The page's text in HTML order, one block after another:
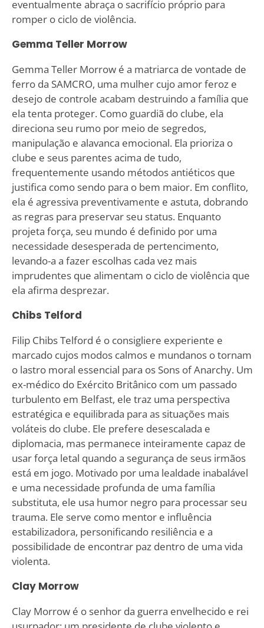
eventualmente abraça o sacrifício próprio para
romper o ciclo de violência.
Gemma Teller Morrow
Gemma Teller Morrow é a matriarca de vontade de
ferro da SAMCRO, uma mulher cujo amor feroz e
desejo de controle acabam destruindo a família que
ela tenta proteger. Como guardiã do clube, ela
direciona seu rumo por meio de segredos,
manipulação e alavanca emocional. Ela prioriza o
clube e seus parentes acima de tudo,
frequentemente usando métodos antiéticos que
justifica como sendo para o bem maior. Em conflito,
ela é agressiva preventivamente e astuta, dobrando
as regras para preservar seu status. Enquanto
projeta força, seu mundo é definido por uma
necessidade desesperada de pertencimento,
levando-a a fazer escolhas cada vez mais
imprudentes que alimentam o ciclo de violência que
ela afirma desprezar.
Chibs Telford
Filip Chibs Telford é o consigliere experiente e
marcado cujos modos calmos e mundanos o tornam
o lastro moral essencial para os Sons of Anarchy. Um
ex-médico do Exército Britânico com um passado
turbulento em Belfast, ele traz uma perspectiva
estratégica e equilibrada para as situações mais
voláteis do clube. Ele prefere desescalada e
diplomacia, mas permanece inteiramente capaz de
usar força letal quando a segurança de seus irmãos
está em jogo. Motivado por uma lealdade inabalável
e uma necessidade profunda de uma família
substituta, ele usa humor negro para processar seu
trauma. Ele serve como mentor e influência
estabilizadora, personificando resiliência e a
possibilidade de encontrar paz dentro de uma vida
violenta.
Clay Morrow
Clay Morrow é o senhor da guerra envelhecido e rei